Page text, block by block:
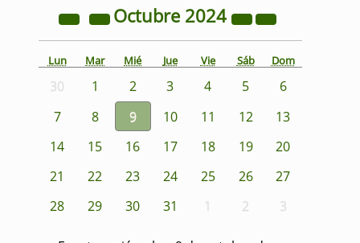
Octubre 2024
Lun Mar Mié Jue Vie Sáb Dom
30 1 2 3 4 5
6
7
8 9 10 11 12
13
14
15 16 17 18 19
20
21
22 23 24 25 26
27
28
29 30 31 1 2 3